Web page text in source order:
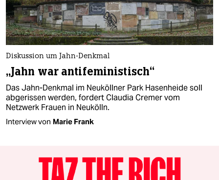
Diskussion um Jahn-Denkmal
„Jahn war antifeministisch“
Das Jahn-Denkmal im Neuköllner Park Hasenheide soll
abgerissen werden, fordert Claudia Cremer vom
Netzwerk Frauen in Neukölln.
Interview von Marie Frank